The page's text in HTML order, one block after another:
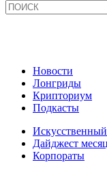
Новости
Лонгриды
Крипториум
Подкасты
Дайджест
Корпораты